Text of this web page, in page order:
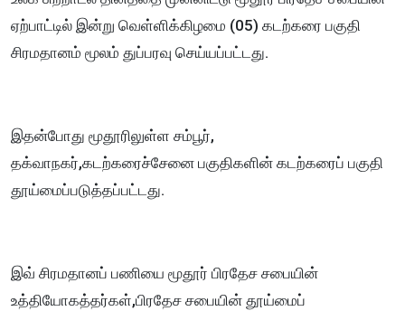
ஏற்பாட்டில் இன்று வெள்ளிக்கிழமை (05) கடற்கரை பகுதி
சிரமதானம் மூலம் துப்பரவு செய்யப்பட்டது.
இதன்போது மூதூரிலுள்ள சம்பூர்,
தக்வாநகர்,கடற்கரைச்சேனை பகுதிகளின் கடற்கரைப் பகுதி
தூய்மைப்படுத்தப்பட்டது.
இவ் சிரமதானப் பணியை மூதூர் பிரதேச சபையின்
உத்தியோகத்தர்கள்,பிரதேச சபையின் தூய்மைப்